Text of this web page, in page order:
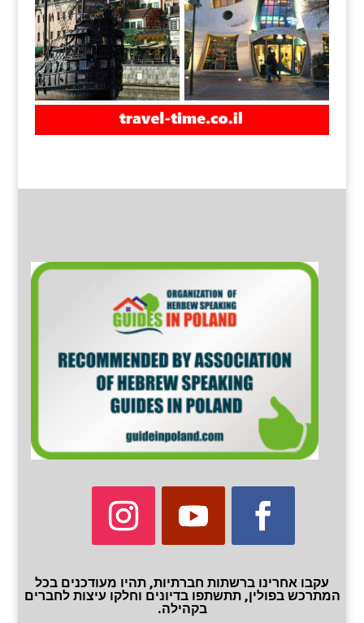
עקבו אחרינו ברשתות חברתיות, תהיו מעודכנים בכל
המתרכש בפולין, תתשתפו בדיונים וחלקו עיצות לחברים
בקהילה.